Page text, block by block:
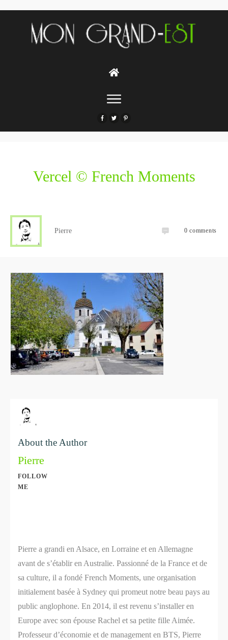
Vercel © French Moments
Pierre 0 comments
About the Author
Pierre
FOLLOW
ME
Pierre a grandi en Alsace, en Lorraine et en Allemagne
avant de s’établir en Australie. Passionné de la France et de
sa culture, il a fondé French Moments, une organisation
initialement basée à Sydney qui promeut notre beau pays au
public anglophone. En 2014, il est revenu s’installer en
Europe avec son épouse Rachel et sa petite fille Aimée.
Professeur d’économie et de management en BTS, Pierre